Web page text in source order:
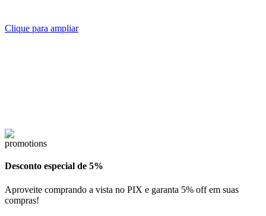
Clique para ampliar
Desconto especial de 5%
Aproveite comprando a vista no PIX e garanta 5% off em suas
compras!